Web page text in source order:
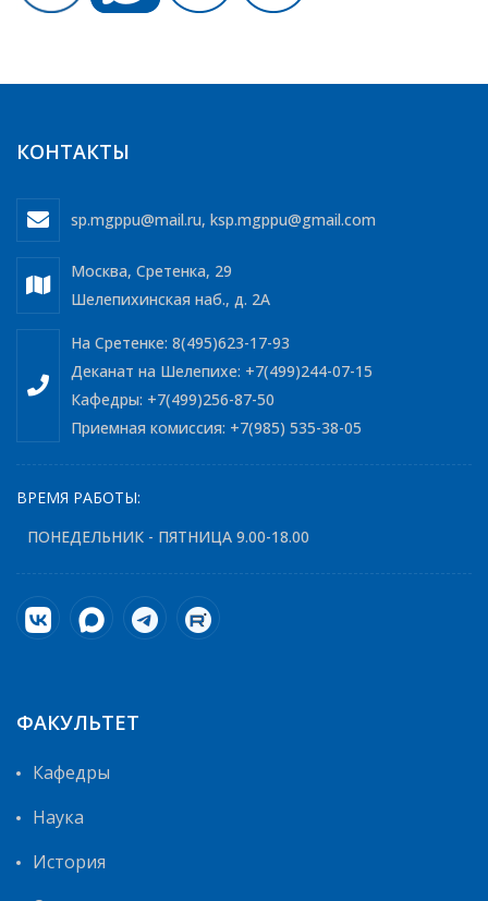
КОНТАКТЫ
sp.mgppu@mail.ru, ksp.mgppu@gmail.com
Москва, Сретенка, 29
Шелепихинская наб., д. 2А
На Сретенке: 8(495)623-17-93
Деканат на Шелепихе: +7(499)244-07-15
Кафедры: +7(499)256-87-50
Приемная комиссия: +7(985) 535-38-05
ВРЕМЯ РАБОТЫ:
ПОНЕДЕЛЬНИК - ПЯТНИЦА 9.00-18.00
ФАКУЛЬТЕТ
Кафедры
Наука
История